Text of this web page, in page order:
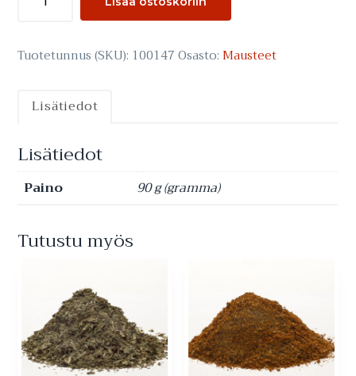
paahdettu
Tuotetunnus (SKU): 100147 Osasto:Mausteet
Lisätiedot
Lisätiedot
Paino 90 g (gramma)
Tutustu myös